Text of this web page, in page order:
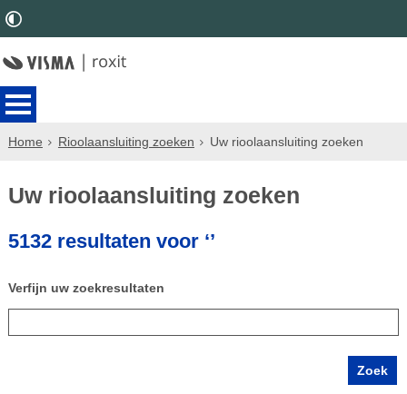
Home Rioolaansluiting zoeken Uw rioolaansluiting zoeken
Uw rioolaansluiting zoeken
5132 resultaten voor ‘’
Verfijn uw zoekresultaten